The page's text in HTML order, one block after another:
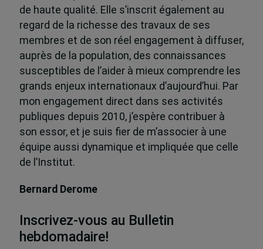
de haute qualité. Elle s’inscrit également au
regard de la richesse des travaux de ses
membres et de son réel engagement à diffuser,
auprès de la population, des connaissances
susceptibles de l’aider à mieux comprendre les
grands enjeux internationaux d’aujourd’hui. Par
mon engagement direct dans ses activités
publiques depuis 2010, j’espère contribuer à
son essor, et je suis fier de m’associer à une
équipe aussi dynamique et impliquée que celle
de l’Institut.
Bernard Derome
Inscrivez-vous au Bulletin
hebdomadaire!